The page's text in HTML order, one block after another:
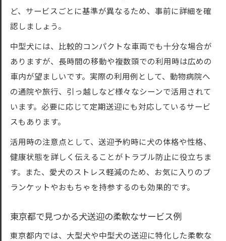
ど、サービスごとに基準が異なるため、事前に詳細を確
認しましょう。
中型犬には、比較的コンパクトな車両でも十分な場合が
ありますが、長時間の移動や複数頭での利用時は広めの
車内が望ましいです。実際の利用例として、動物病院へ
の通院や旅行、引っ越しなど様々なシーンで活用されて
います。必要に応じて定期送迎にも対応しているサービ
スもあります。
活用時の注意点として、送迎予約時に犬の体格や性格、
健康状態を詳しく伝えることがトラブル防止に役立ちま
す。また、愛犬のストレス軽減のため、お気に入りのブ
ランケットやおもちゃを持参するのも効果的です。
東京都で見つかる犬送迎の柔軟なサービス例
東京都内では、大型犬や中型犬の送迎に特化した柔軟な